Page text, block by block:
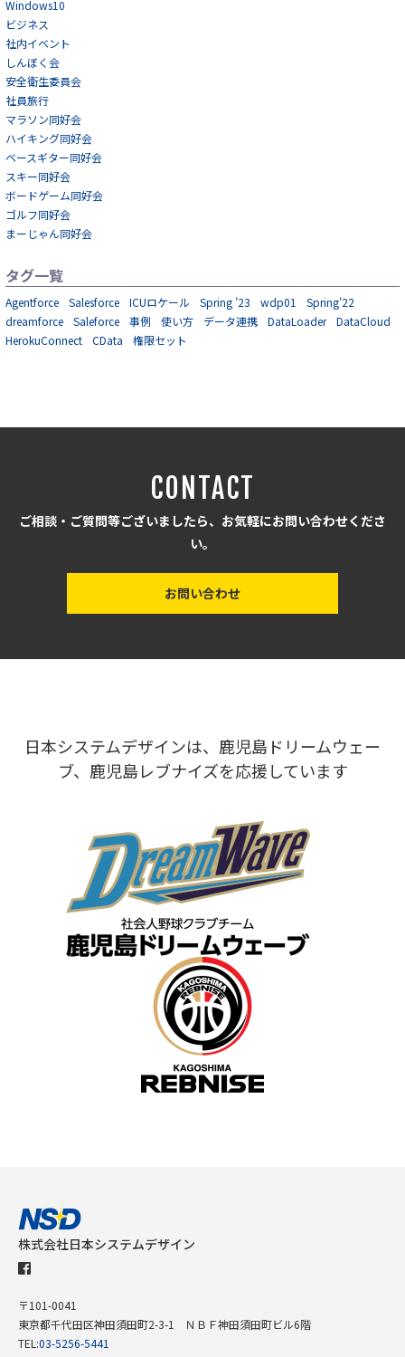
Windows10
ビジネス
社内イベント
しんぼく会
安全衛生委員会
社員旅行
マラソン同好会
ハイキング同好会
ベースギター同好会
スキー同好会
ボードゲーム同好会
ゴルフ同好会
まーじゃん同好会
タグ一覧
Agentforce Salesforce ICUロケール Spring ’23 wdp01
Spring'22
dreamforce
Saleforce 事例 使い方 データ連携 DataLoader
DataCloud
HerokuConnect
CData 権限セット
CONTACT
ご相談・ご質問等ございましたら、お気軽にお問い合わせくださ
い。
お問い合わせ
日本システムデザインは、鹿児島ドリームウェー
ブ、鹿児島レブナイズを応援しています
株式会社日本システムデザイン
〒101-0041
東京都千代田区神田須田町2-3-1 ＮＢＦ神田須田町ビル6階
TEL:03-5256-5441